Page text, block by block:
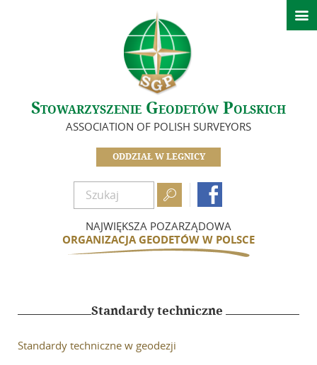
Stowarzyszenie Geodetów Polskich
ASSOCIATION OF POLISH SURVEYORS
ODDZIAŁ W LEGNICY
 
NAJWIĘKSZA POZARZĄDOWA
ORGANIZACJA GEODETÓW W POLSCE

Aktualności
Ważne informacje
O nas
Zarząd Oddziału
Koła Oddziału Legnickiego
Zasłużeni dla Oddziału
Dokumenty
Składki członkowskie
Szkolenia
Galeria
Standardy techniczne
Standardy techniczne w geodezji